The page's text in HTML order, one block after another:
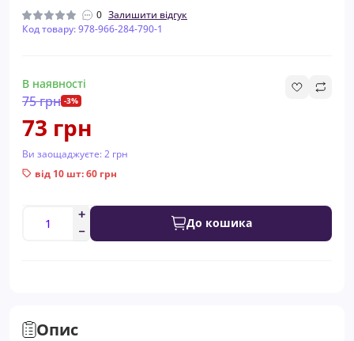
0 Залишити відгук
Код товару: 978-966-284-790-1
В наявності
75 грн -3%
73 грн
Ви заощаджуєте:2 грн
від 10 шт: 60 грн
До кошика
Опис